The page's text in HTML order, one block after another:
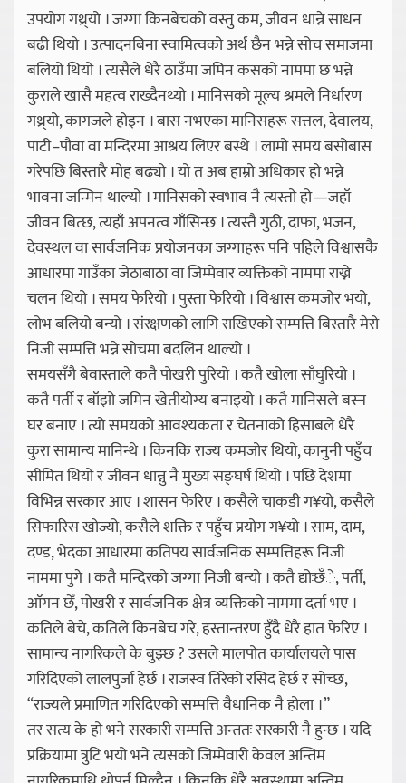
उपयोग गथ्र्यो । जग्गा किनबेचको वस्तु कम, जीवन धान्ने साधन
बढी थियो । उत्पादनबिना स्वामित्वको अर्थ छैन भन्ने सोच समाजमा
बलियो थियो । त्यसैले धेरै ठाउँमा जमिन कसको नाममा छ भन्ने
कुराले खासै महत्व राख्दैनथ्यो । मानिसको मूल्य श्रमले निर्धारण
गथ्र्यो, कागजले होइन । बास नभएका मानिसहरू सत्तल, देवालय,
पाटी–पौवा वा मन्दिरमा आश्रय लिएर बस्थे । लामो समय बसोबास
गरेपछि बिस्तारै मोह बढ्यो । यो त अब हाम्रो अधिकार हो भन्ने
भावना जन्मिन थाल्यो । मानिसको स्वभाव नै त्यस्तो हो—जहाँ
जीवन बित्छ, त्यहाँ अपनत्व गाँसिन्छ । त्यस्तै गुठी, दाफा, भजन,
देवस्थल वा सार्वजनिक प्रयोजनका जग्गाहरू पनि पहिले विश्वासकै
आधारमा गाउँका जेठाबाठा वा जिम्मेवार व्यक्तिको नाममा राख्ने
चलन थियो । समय फेरियो । पुस्ता फेरियो । विश्वास कमजोर भयो,
लोभ बलियो बन्यो । संरक्षणको लागि राखिएको सम्पत्ति बिस्तारै मेरो
निजी सम्पत्ति भन्ने सोचमा बदलिन थाल्यो ।
समयसँगै बेवास्ताले कतै पोखरी पुरियो । कतै खोला साँघुरियो ।
कतै पर्ती र बाँझो जमिन खेतीयोग्य बनाइयो । कतै मानिसले बस्न
घर बनाए । त्यो समयको आवश्यकता र चेतनाको हिसाबले धेरै
कुरा सामान्य मानिन्थे । किनकि राज्य कमजोर थियो, कानुनी पहुँच
सीमित थियो र जीवन धान्नु नै मुख्य सङ्घर्ष थियो । पछि देशमा
विभिन्न सरकार आए । शासन फेरिए । कसैले चाकडी ग¥यो, कसैले
सिफारिस खोज्यो, कसैले शक्ति र पहुँच प्रयोग ग¥यो । साम, दाम,
दण्ड, भेदका आधारमा कतिपय सार्वजनिक सम्पत्तिहरू निजी
नाममा पुगे । कतै मन्दिरको जग्गा निजी बन्यो । कतै द्योःछँे, पर्ती,
आँगन छेँ, पोखरी र सार्वजनिक क्षेत्र व्यक्तिको नाममा दर्ता भए ।
कतिले बेचे, कतिले किनबेच गरे, हस्तान्तरण हुँदै धेरै हात फेरिए ।
सामान्य नागरिकले के बुझ्छ ? उसले मालपोत कार्यालयले पास
गरिदिएको लालपुर्जा हेर्छ । राजस्व तिरेको रसिद हेर्छ र सोच्छ,
“राज्यले प्रमाणित गरिदिएको सम्पत्ति वैधानिक नै होला ।”
तर सत्य के हो भने सरकारी सम्पत्ति अन्ततः सरकारी नै हुन्छ । यदि
प्रक्रियामा त्रुटि भयो भने त्यसको जिम्मेवारी केवल अन्तिम